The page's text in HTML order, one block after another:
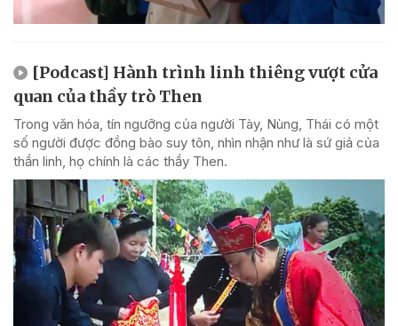
[Podcast] Hành trình linh thiêng vượt cửa
quan của thầy trò Then
Trong văn hóa, tín ngưỡng của người Tày, Nùng, Thái có một
số người được đồng bào suy tôn, nhìn nhận như là sứ giả của
thần linh, họ chính là các thầy Then.